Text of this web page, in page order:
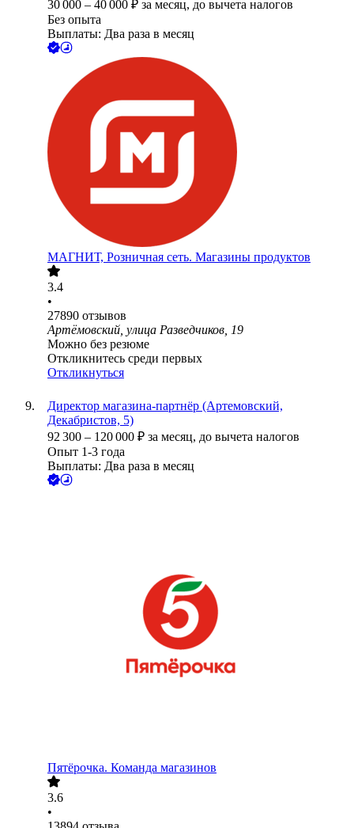
30 000 – 40 000 ₽ за месяц, до вычета налогов
Без опыта
Выплаты: Два раза в месяц
МАГНИТ, Розничная сеть. Магазины продуктов
3.4
•
27890 отзывов
Артёмовский, улица Разведчиков, 19
Можно без резюме
Откликнитесь среди первых
Откликнуться
Директор магазина-партнёр (Артемовский,
Декабристов, 5)
92 300 – 120 000 ₽ за месяц, до вычета налогов
Опыт 1-3 года
Выплаты: Два раза в месяц
Пятёрочка. Команда магазинов
3.6
•